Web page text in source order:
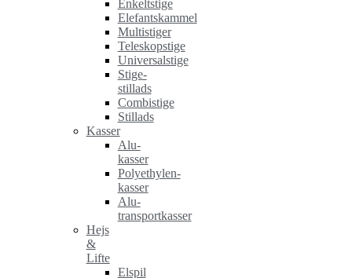
Enkeltstige
Elefantskammel
Multistiger
Teleskopstige
Universalstige
Stige-
stillads
Combistige
Stillads
Kasser
Alu-
kasser
Polyethylen-
kasser
Alu-
transportkasser
Hejs
&
Lifte
Elspil